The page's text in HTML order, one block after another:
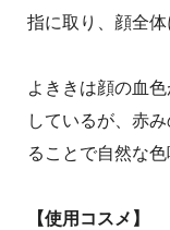
指に取り、顔全体
よききは顔の血
しているが、赤
ることで自然な色
【使用コスメ】